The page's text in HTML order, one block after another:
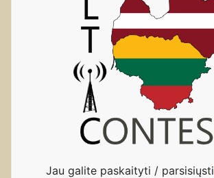
Jau galite paskaityti / parsisiųsti